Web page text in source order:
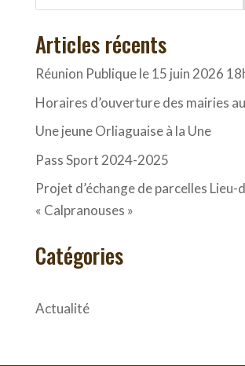
Articles récents
Réunion Publique le 15 juin 2026
Horaires d’ouverture des mairies
Une jeune Orliaguaise à la Une
Pass Sport 2024-2025
Projet d’échange de parcelles Lieu-
« Calpranouses »
Catégories
Actualité